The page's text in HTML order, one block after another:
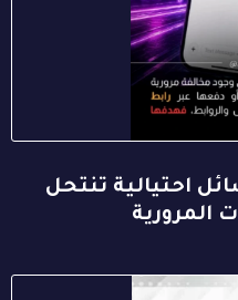
احتيالية تنتحل
المرورية